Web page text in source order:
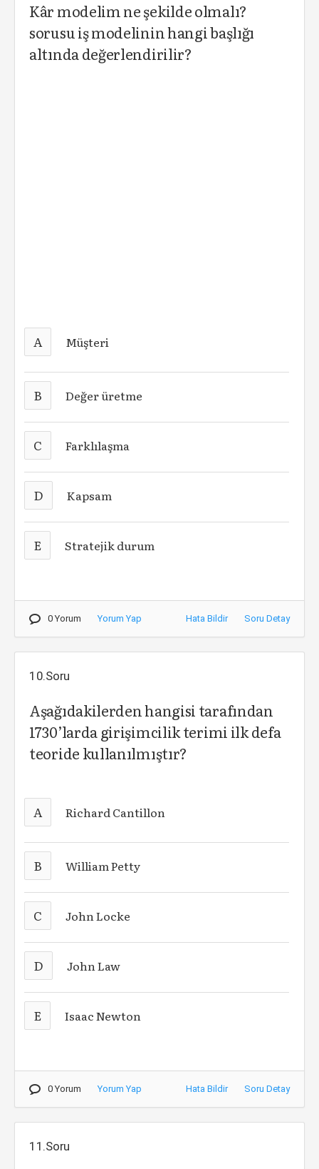
Kâr modelim ne şekilde olmalı?
sorusu iş modelinin hangi başlığı
altında değerlendirilir?
A Müşteri
B Değer üretme
C Farklılaşma
D Kapsam
E Stratejik durum
0 Yorum Yorum Yap Hata Bildir Soru Detay
10.Soru
Aşağıdakilerden hangisi tarafından
1730’larda girişimcilik terimi ilk defa
teoride kullanılmıştır?
A Richard Cantillon
B William Petty
C John Locke
D John Law
E Isaac Newton
0 Yorum Yorum Yap Hata Bildir Soru Detay
11.Soru